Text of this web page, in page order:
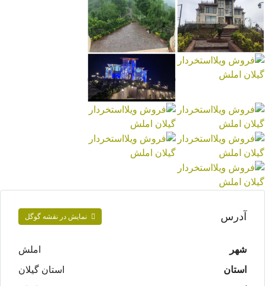
آدرس نمایش در نقشه گوگل
شهر
املش
استان
استان گیلان